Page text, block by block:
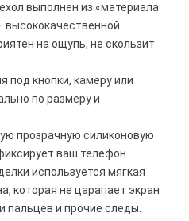
выполнен из «материала
высококачественной
на ощупь, не скользит
под кнопки, камеру или
по размеру и
прозрачную силиконовую
ваш телефон.
используется мягкая
которая не царапает экран
пальцев и прочие следы.